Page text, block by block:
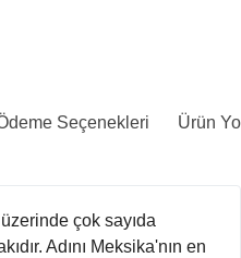
Seçenekleri Ürün
çok sayıda
Adını Meksika'nın en